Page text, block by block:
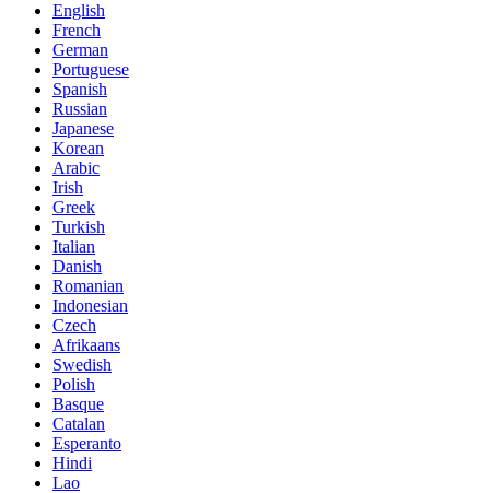
English
French
German
Portuguese
Spanish
Russian
Japanese
Korean
Arabic
Irish
Greek
Turkish
Italian
Danish
Romanian
Indonesian
Czech
Afrikaans
Swedish
Polish
Basque
Catalan
Esperanto
Hindi
Lao